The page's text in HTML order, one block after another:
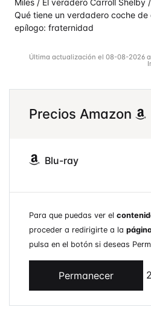
Miles / El veradero Carroll Shelby
Qué tiene un verdadero coche
epílogo: fraternidad
Última actualización el 08-08-2026
Precios Amazon
Blu-ray
Para que puedas ver el
proceder a redirigirte a la
pulsa en el botón si deseas
Permanecer